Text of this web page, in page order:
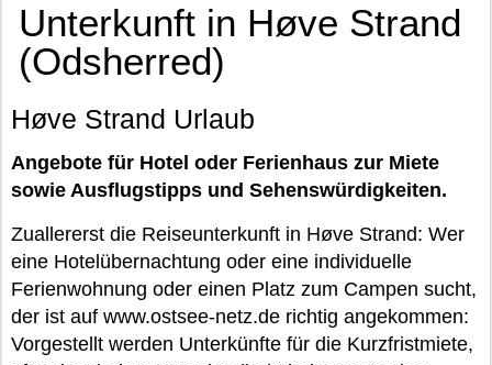
Unterkunft in Høve Strand
(Odsherred)
Høve Strand Urlaub
Angebote für Hotel oder Ferienhaus zur Miete
sowie Ausflugstipps und Sehenswürdigkeiten.
Zuallererst die Reiseunterkunft in Høve Strand: Wer
eine Hotelübernachtung oder eine individuelle
Ferienwohnung oder einen Platz zum Campen sucht,
der ist auf www.ostsee-netz.de richtig angekommen:
Vorgestellt werden Unterkünfte für die Kurzfristmiete,